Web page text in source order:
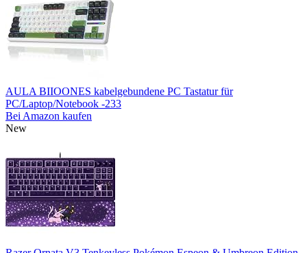
AULA BIIOONES kabelgebundene PC Tastatur für
PC/Laptop/Notebook -233
Bei Amazon kaufen
New